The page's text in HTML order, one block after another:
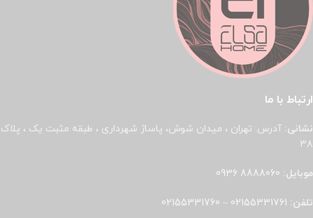
ارتباط با ما
نشانی: آدرس: تهران ، میدان شوش، پاساژ شهرداری ، طبقه مثبت یک ، پلاک
۳۸
موبایل: 8888060 0936
تلفن: 02155331761
–
02155331760